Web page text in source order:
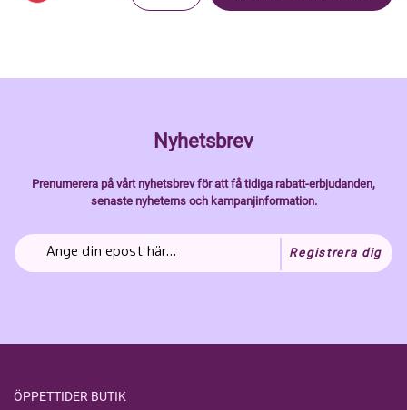
Nyhetsbrev
Prenumerera på vårt nyhetsbrev för att få tidiga rabatt-erbjudanden,
senaste nyheterns och kampanjinformation.
Registrera dig
ÖPPETTIDER BUTIK